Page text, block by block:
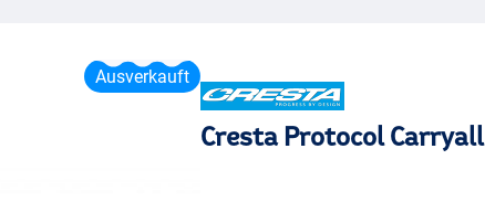
Ausverkauft
Cresta Protocol Carryall